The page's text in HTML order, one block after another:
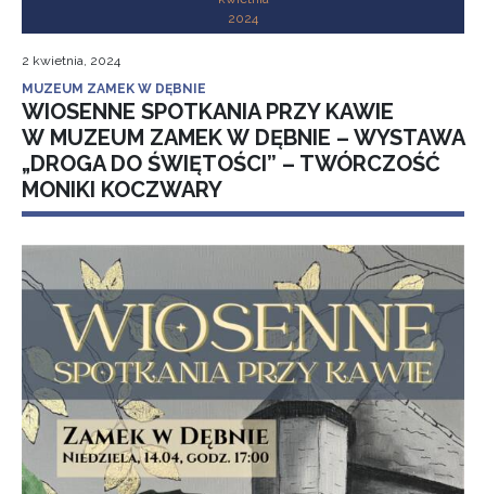
2024
2 kwietnia, 2024
MUZEUM ZAMEK W DĘBNIE
WIOSENNE SPOTKANIA PRZY KAWIE
W MUZEUM ZAMEK W DĘBNIE – WYSTAWA
„DROGA DO ŚWIĘTOŚCI” – TWÓRCZOŚĆ
MONIKI KOCZWARY